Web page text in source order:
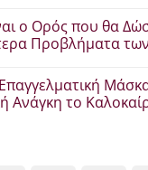
ο Ορός που θα
Προβλήματα
Επαγγελματική
Ανάγκη το